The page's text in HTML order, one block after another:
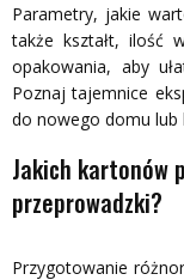
Parametry, jakie
także kształt, ilość
opakowania, aby
Poznaj tajemnice
do nowego domu lub
Jakich kartonów
przeprowadzki?
Przygotowanie